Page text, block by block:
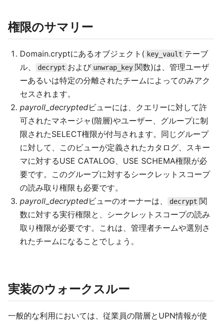
権限のサマリー
Domain.cryptにあるオブジェクト( key_vault テーブ
ル、
decrypt および unwrap_key 関数)は、管理ユーザ
ーあるいは特定の分離されたチームによってのみアク
セスされます。
payroll_decryptedビューには、クエリーに対して許
可されたマネージャ(階層)やユーザー、グループに制
限されたSELECT権限が付与されます。同じグループ
に対して、このビューが定義されたカタログ、スキー
マに対するUSE CATALOG、USE SCHEMA権限が必
要です。このグループに対するシークレットスコープ
の読み取り権限も必要です。
payroll_decryptedビューのオーナーは、 decrypt 関
数に対する実行権限と、シークレットスコープの読み
取り権限が必要です。これは、管理者チームや選別さ
れたチームになることでしょう。
実装のウォークスルー
一般的な利用においては、従業員の階層とUPN情報が使